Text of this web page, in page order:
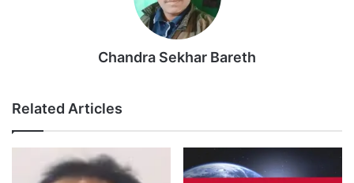
Chandra Sekhar Bareth
Related Articles